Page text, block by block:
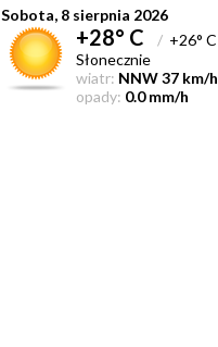
Sobota, 8 sierpnia 2026
+28° C / +26° C
Słonecznie
wiatr: NNW 37 km/h
opady: 0.0 mm/h